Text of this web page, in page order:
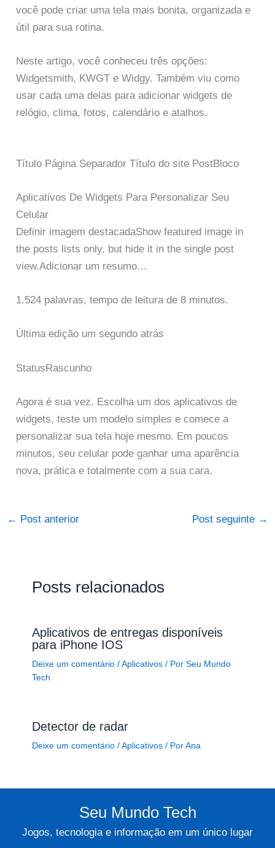
você pode criar uma tela mais bonita, organizada e
útil para sua rotina.
Neste artigo, você conheceu três opções:
Widgetsmith, KWGT e Widgy. Também viu como
usar cada uma delas para adicionar widgets de
relógio, clima, fotos, calendário e atalhos.
Título Página Separador Título do site PostBloco
Aplicativos De Widgets Para Personalizar Seu
Celular
Definir imagem destacadaShow featured image in
the posts lists only, but hide it in the single post
view.Adicionar um resumo…
1.524 palavras, tempo de leitura de 8 minutos.
Última edição um segundo atrás
StatusRascunho
Agora é sua vez. Escolha um dos aplicativos de
widgets, teste um modelo simples e comece a
personalizar sua tela hoje mesmo. Em poucos
minutos, seu celular pode ganhar uma aparência
nova, prática e totalmente com a sua cara.
← Post anterior Post seguinte →
Posts relacionados
Aplicativos de entregas disponíveis
para iPhone IOS
Deixe um comentário /Aplicativos/ Por Seu Mundo
Tech
Detector de radar
Deixe um comentário /Aplicativos/ PorAna
Seu Mundo Tech
Jogos, tecnologia e informação em um único lugar